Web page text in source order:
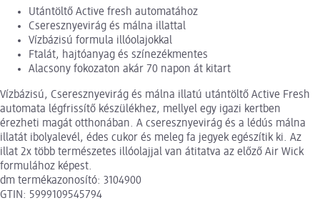
Utántöltő Active fresh automatához
Cseresznyevirág és málna illattal
Vízbázisú formula illóolajokkal
Ftalát, hajtóanyag és színezékmentes
Alacsony fokozaton akár 70 napon át kitart
Vízbázisú, Cseresznyevirág és málna illatú utántöltő Active Fresh
automata légfrissítő készülékhez, mellyel egy igazi kertben
érezheti magát otthonában. A cseresznyevirág és a lédús málna
illatát ibolyalevél, édes cukor és meleg fa jegyek egészítik ki. Az
illat 2x több természetes illóolajjal van átitatva az előző Air Wick
formulához képest.
dm termékazonosító: 3104900
GTIN: 5999109545794